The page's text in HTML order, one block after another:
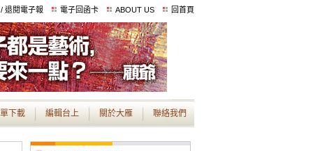
退閱電子報 電子回函卡 ABOUT US 回首頁
下載 編輯台上 關於大雁 聯絡我們